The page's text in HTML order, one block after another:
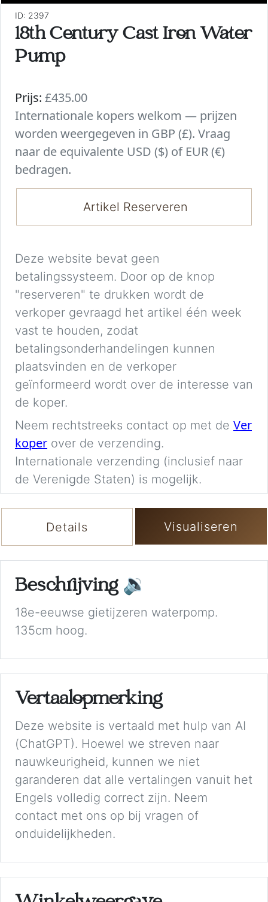
ID: 2397
18th Century Cast Iron Water
Pump
Prijs: £435.00
Internationale kopers welkom — prijzen
worden weergegeven in GBP (£). Vraag
naar de equivalente USD ($) of EUR (€)
bedragen.
Artikel Reserveren
Deze website bevat geen
betalingssysteem. Door op de knop
"reserveren" te drukken wordt de
verkoper gevraagd het artikel één week
vast te houden, zodat
betalingsonderhandelingen kunnen
plaatsvinden en de verkoper
geïnformeerd wordt over de interesse van
de koper.
Neem rechtstreeks contact op met de Ver
koper over de verzending.
Internationale verzending (inclusief naar
de Verenigde Staten) is mogelijk.
Details Visualiseren
Beschrijving 🔉
18e-eeuwse gietijzeren waterpomp.
135cm hoog.
Vertaalopmerking
Deze website is vertaald met hulp van AI
(ChatGPT). Hoewel we streven naar
nauwkeurigheid, kunnen we niet
garanderen dat alle vertalingen vanuit het
Engels volledig correct zijn. Neem
contact met ons op bij vragen of
onduidelijkheden.